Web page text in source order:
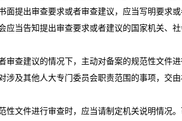
提出审查要求或者审查建议，应当写明要求
当告知提出审查要求或者建议的国家机关、
查建议的情况下，主动对备案的规范性文件进
及其他人大专门委员会职责范围的事项，交
文件进行审查时，应当请制定机关说明情况